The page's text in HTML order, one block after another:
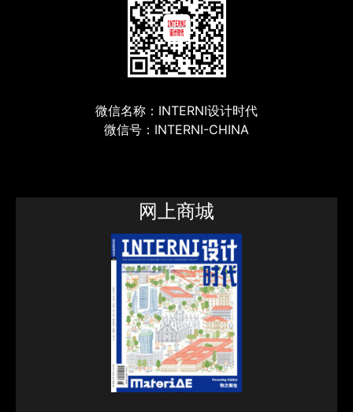
微信名称：INTERNI设计时代
微信号：INTERNI-CHINA
网上商城